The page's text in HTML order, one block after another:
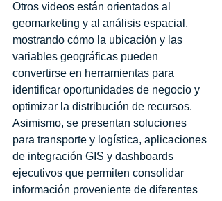
Otros videos están orientados al
geomarketing y al análisis espacial,
mostrando cómo la ubicación y las
variables geográficas pueden
convertirse en herramientas para
identificar oportunidades de negocio y
optimizar la distribución de recursos.
Asimismo, se presentan soluciones
para transporte y logística, aplicaciones
de integración GIS y dashboards
ejecutivos que permiten consolidar
información proveniente de diferentes